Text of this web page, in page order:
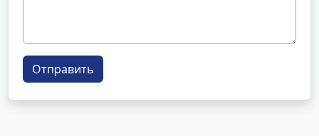
Отправить